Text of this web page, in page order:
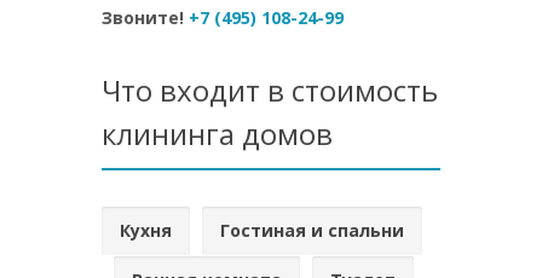
Звоните! +7 (495) 108-24-99
Что входит в стоимость
клининга домов
Кухня Гостиная и спальни